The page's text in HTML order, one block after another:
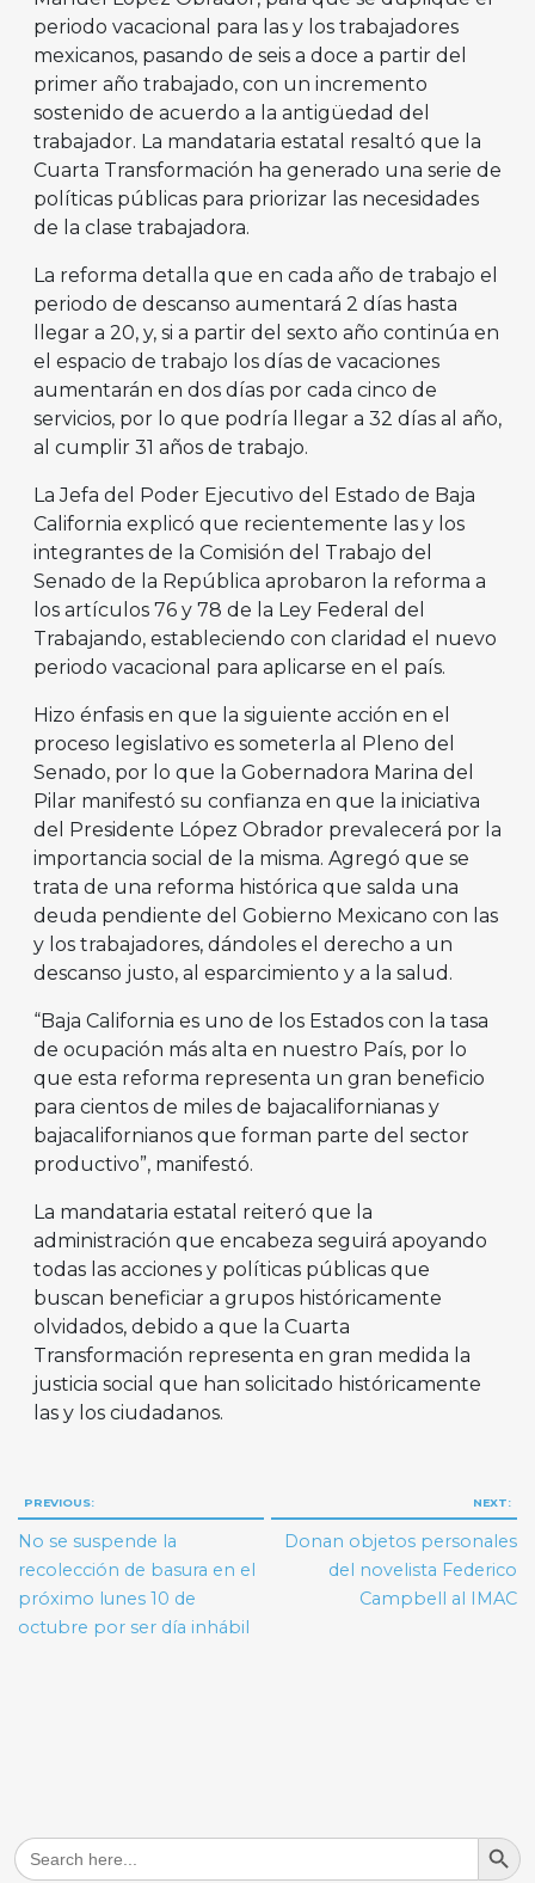
periodo vacacional para las y los trabajadores
mexicanos, pasando de seis a doce a partir del
primer año trabajado, con un incremento
sostenido de acuerdo a la antigüedad del
trabajador. La mandataria estatal resaltó que la
Cuarta Transformación ha generado una serie de
políticas públicas para priorizar las necesidades
de la clase trabajadora.
La reforma detalla que en cada año de trabajo el
periodo de descanso aumentará 2 días hasta
llegar a 20, y, si a partir del sexto año continúa en
el espacio de trabajo los días de vacaciones
aumentarán en dos días por cada cinco de
servicios, por lo que podría llegar a 32 días al año,
al cumplir 31 años de trabajo.
La Jefa del Poder Ejecutivo del Estado de Baja
California explicó que recientemente las y los
integrantes de la Comisión del Trabajo del
Senado de la República aprobaron la reforma a
los artículos 76 y 78 de la Ley Federal del
Trabajando, estableciendo con claridad el nuevo
periodo vacacional para aplicarse en el país.
Hizo énfasis en que la siguiente acción en el
proceso legislativo es someterla al Pleno del
Senado, por lo que la Gobernadora Marina del
Pilar manifestó su confianza en que la iniciativa
del Presidente López Obrador prevalecerá por la
importancia social de la misma. Agregó que se
trata de una reforma histórica que salda una
deuda pendiente del Gobierno Mexicano con las
y los trabajadores, dándoles el derecho a un
descanso justo, al esparcimiento y a la salud.
“Baja California es uno de los Estados con la tasa
de ocupación más alta en nuestro País, por lo
que esta reforma representa un gran beneficio
para cientos de miles de bajacalifornianas y
bajacalifornianos que forman parte del sector
productivo”, manifestó.
La mandataria estatal reiteró que la
administración que encabeza seguirá apoyando
todas las acciones y políticas públicas que
buscan beneficiar a grupos históricamente
olvidados, debido a que la Cuarta
Transformación representa en gran medida la
justicia social que han solicitado históricamente
las y los ciudadanos.
Navegación
de
entradas
PREVIOUS:
No se suspende la
recolección de basura en el
próximo lunes 10 de
octubre por ser día inhábil
NEXT:
Donan objetos personales
del novelista Federico
Campbell al IMAC
Search
for:
Search